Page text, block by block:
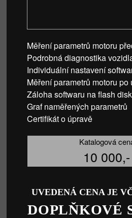
Měření parametrů motoru
Podrobná diagnostika
Individuální nastavení
Měření parametrů motoru po
Záloha softwaru na flash
Graf naměřených parametrů
Certifikát o úpravě
Katalogová
10 000,-
UVEDENÁ CENA JE
DOPLŇKOVÉ